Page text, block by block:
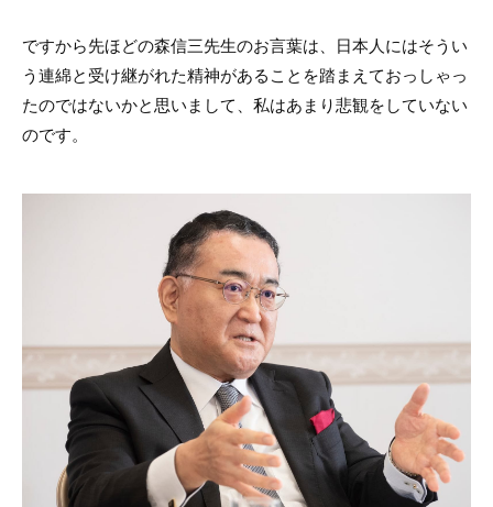
ですから先ほどの森信三先生のお言葉は、日本人にはそうい
う連綿と受け継がれた精神があることを踏まえておっしゃっ
たのではないかと思いまして、私はあまり悲観をしていない
のです。